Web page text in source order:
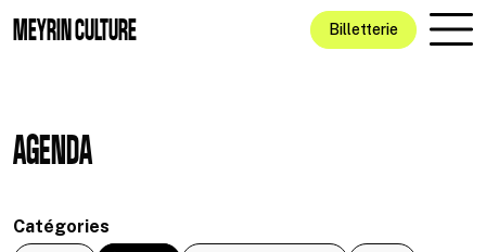
MEYRIN CULTURE Billetterie
AGENDA
Catégories